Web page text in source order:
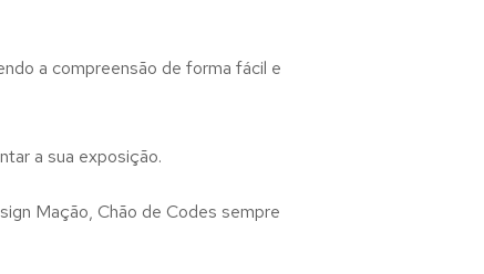
a compreensão de forma fácil e
a sua exposição.
Mação, Chão de Codes sempre